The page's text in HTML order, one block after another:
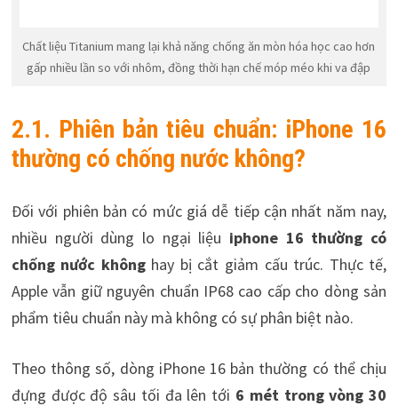
Chất liệu Titanium mang lại khả năng chống ăn mòn hóa học cao hơn
gấp nhiều lần so với nhôm, đồng thời hạn chế móp méo khi va đập
2.1. Phiên bản tiêu chuẩn: iPhone 16
thường có chống nước không?
Đối với phiên bản có mức giá dễ tiếp cận nhất năm nay,
nhiều người dùng lo ngại liệu iphone 16 thường có
chống nước khônghay bị cắt giảm cấu trúc. Thực tế,
Apple vẫn giữ nguyên chuẩn IP68 cao cấp cho dòng sản
phẩm tiêu chuẩn này mà không có sự phân biệt nào.
Theo thông số, dòng iPhone 16 bản thường có thể chịu
đựng được độ sâu tối đa lên tới 6 mét trong vòng 30